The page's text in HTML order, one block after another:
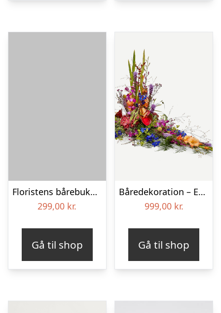
Floristens bårebuket – Smukt minde
299,00 kr.
Gå til shop
Båredekoration – Et farverigt farvel
999,00 kr.
Gå til shop